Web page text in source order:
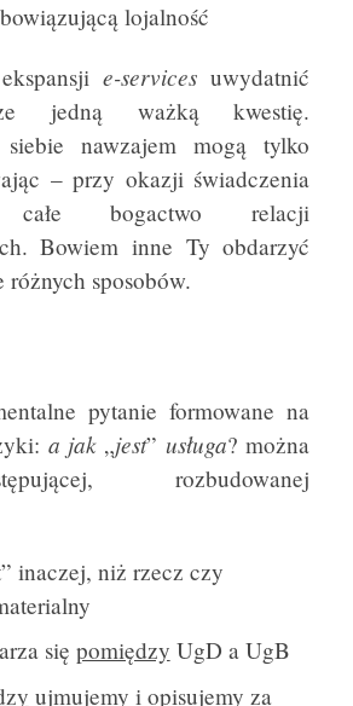
lojalność
e-services uwydatnić
jedną ważką kwestię.
siebie nawzajem mogą tylko
– przy okazji świadczenia
bogactwo relacji
Bowiem inne Ty obdarzyć
sposobów.
pytanie formowane na
a jak „jest” usługa? można
rozbudowanej
inaczej, niż rzecz czy
się pomiędzy UgD a UgB
ujmujemy i opisujemy za